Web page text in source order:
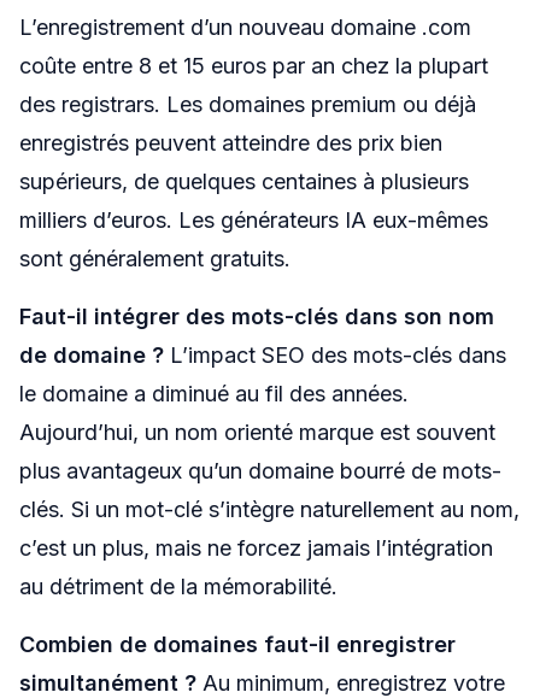
L’enregistrement d’un nouveau domaine .com
coûte entre 8 et 15 euros par an chez la plupart
des registrars. Les domaines premium ou déjà
enregistrés peuvent atteindre des prix bien
supérieurs, de quelques centaines à plusieurs
milliers d’euros. Les générateurs IA eux-mêmes
sont généralement gratuits.
Faut-il intégrer des mots-clés dans son nom
de domaine ? L’impact SEO des mots-clés dans
le domaine a diminué au fil des années.
Aujourd’hui, un nom orienté marque est souvent
plus avantageux qu’un domaine bourré de mots-
clés. Si un mot-clé s’intègre naturellement au nom,
c’est un plus, mais ne forcez jamais l’intégration
au détriment de la mémorabilité.
Combien de domaines faut-il enregistrer
simultanément ? Au minimum, enregistrez votre